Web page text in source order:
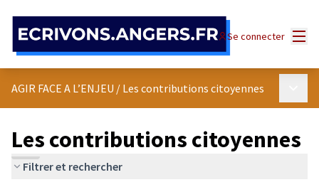
Se connecter
AGIR FACE A L’ENJEU / Les contributions citoyennes
Les contributions citoyennes
Filtrer et rechercher